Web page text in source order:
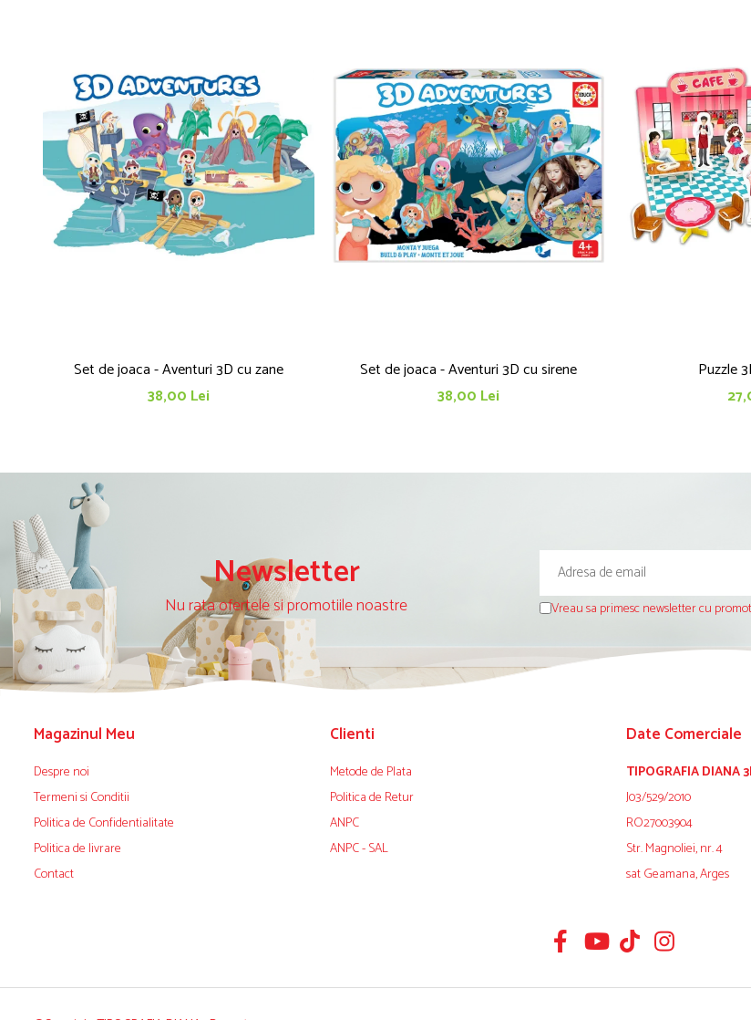
Set de joaca - Aventuri 3D cu zane
38,00 Lei
Set de joaca - Aventuri 3D cu sirene
38,00 Lei
Puzzle
Newsletter
Nu rata ofertele si promotiile noastre Vreau sa primesc newsletter cu
Magazinul Meu
Despre noi
Termeni si Conditii
Politica de Confidentialitate
Politica de livrare
Contact
Clienti
Metode de Plata
Politica de Retur
ANPC
ANPC - SAL
Date Comerciale
TIPOGRAFIA DIANA
J03/529/2010
RO27003904
Str. Magnoliei, nr. 4
sat Geamana, Arges